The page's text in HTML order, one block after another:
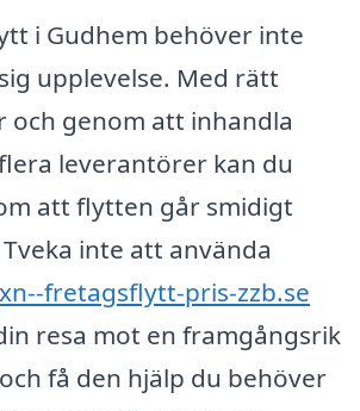
i Gudhem behöver inte
upplevelse. Med rätt
och genom att inhandla
leverantörer kan du
att flytten går smidigt
inte att använda
xn--fretagsflytt-pris-zzb.se
resa mot en framgångsrik
få den hjälp du behöver